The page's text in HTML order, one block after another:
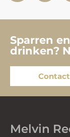
Sparren
drinken?
Contact
Melvin